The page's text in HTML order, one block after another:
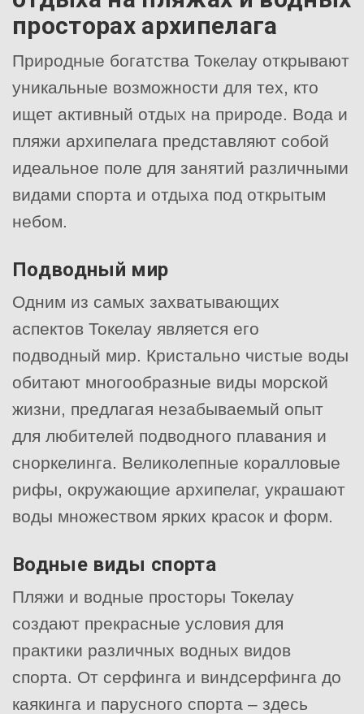
просторах архипелага
Природные богатства Токелау открывают
уникальные возможности для тех, кто
ищет активный отдых на природе. Вода и
пляжи архипелага представляют собой
идеальное поле для занятий различными
видами спорта и отдыха под открытым
небом.
Подводный мир
Одним из самых захватывающих
аспектов Токелау является его
подводный мир. Кристально чистые воды
обитают многообразные виды морской
жизни, предлагая незабываемый опыт
для любителей подводного плавания и
сноркелинга. Великолепные коралловые
рифы, окружающие архипелаг, украшают
воды множеством ярких красок и форм.
Водные виды спорта
Пляжи и водные просторы Токелау
создают прекрасные условия для
практики различных водных видов
спорта. От серфинга и виндсерфинга до
каякинга и парусного спорта – здесь